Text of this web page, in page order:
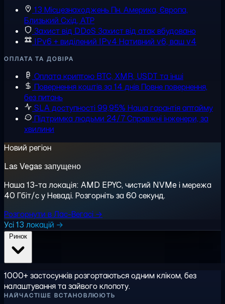
13 Місцезнаходжень Пн. Америка, Європа,
Близький Схід, АТР
Захист від DDoS Захист від атак вбудовано
IPv6 + виділений IPv4 Нативний v6, ваш v4
ОПЛАТА ТА ДОВІРА
Оплата криптою BTC, XMR, USDT та інші
Повернення коштів за 14 днів Повне повернення,
без питань
SLA доступності 99,95% Наша гарантія аптайму
Підтримка людьми 24/7Справжні інженери, за
хвилини
Новий регіон
Las Vegas запущено
Наша 13-та локація: AMD EPYC, чистий NVMe і мережа
40 Гбіт/с у Неваді. Розгорніть за 60 секунд.
Розгорнути в Лас-Вегасі →
Усі 13 локацій →
1000+ застосунків розгортаються одним кліком, без
налаштування та зайвого клопоту.
НАЙЧАСТІШЕ ВСТАНОВЛЮЮТЬ